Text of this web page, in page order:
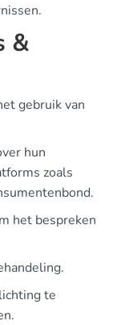
&
gebruik van
hun
zoals
het bespreken
te